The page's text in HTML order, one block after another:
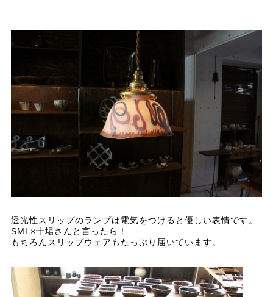
透光性スリップのランプは電気をつけると優しい表情です。
SML×十場さんと言ったら！
もちろんスリップウェアもたっぷり届いています。